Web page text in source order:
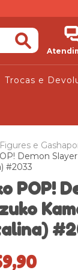
Trocas e
Figures e
Demon
#2033
POP!